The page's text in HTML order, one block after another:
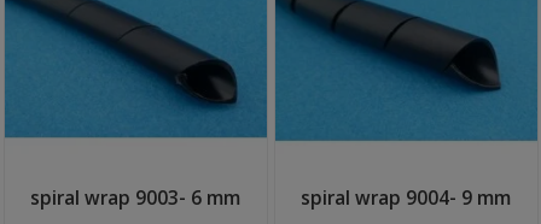
spiral wrap 9003- 6 mm spiral wrap 9004- 9 mm